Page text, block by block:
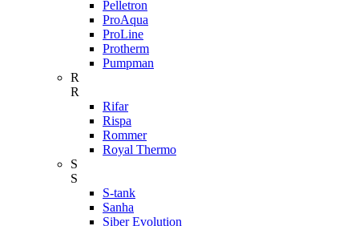
Pelletron
ProAqua
ProLine
Protherm
Pumpman
R
R
Rifar
Rispa
Rommer
Royal Thermo
S
S
S-tank
Sanha
Siber Evolution